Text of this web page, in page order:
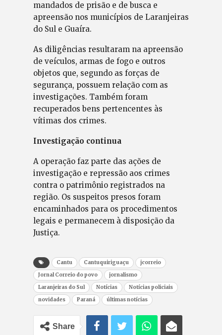
mandados de prisão e de busca e
apreensão nos municípios de Laranjeiras
do Sul e Guaíra.
As diligências resultaram na apreensão
de veículos, armas de fogo e outros
objetos que, segundo as forças de
segurança, possuem relação com as
investigações. Também foram
recuperados bens pertencentes às
vítimas dos crimes.
Investigação continua
A operação faz parte das ações de
investigação e repressão aos crimes
contra o patrimônio registrados na
região. Os suspeitos presos foram
encaminhados para os procedimentos
legais e permanecem à disposição da
Justiça.
Cantu Cantuquiriguaçu
jcorreio
Jornal Correio do povo
jornalismo
Laranjeiras do Sul
Notícias
Notícias policiais
novidades
Paraná últimas notícias
Share